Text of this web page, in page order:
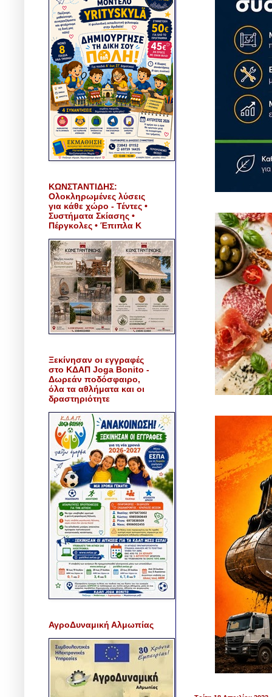
ΚΩΝΣΤΑΝΤΙΔΗΣ:
Ολοκληρωμένες λύσεις
για κάθε χώρο - Τέντες •
Συστήματα Σκίασης •
Πέργκολες • Έπιπλα Κ
Ξεκίνησαν οι εγγραφές
στο ΚΔΑΠ Joga Bonito -
Δωρεάν ποδόσφαιρο,
όλα τα αθλήματα και οι
δραστηριότητε
ΑγροΔυναμική Αλμωπίας